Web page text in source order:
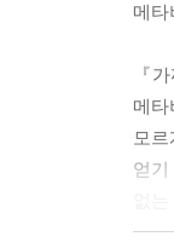
메타
『
메
모
얻